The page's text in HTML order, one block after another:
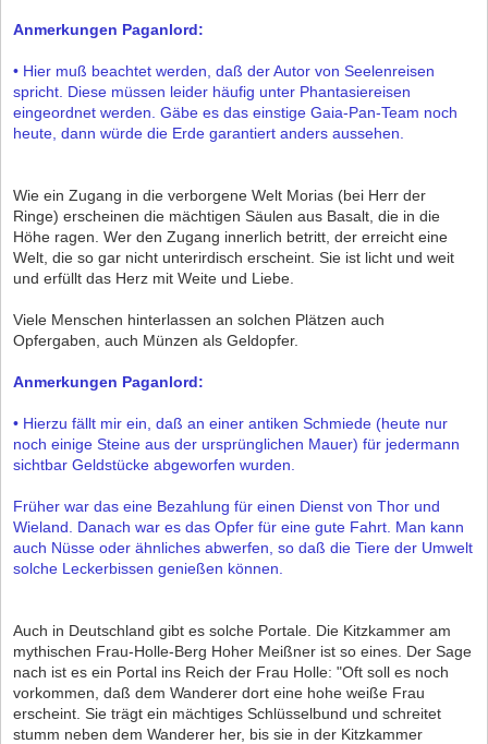
Anmerkungen Paganlord:
• Hier muß beachtet werden, daß der Autor von Seelenreisen
spricht. Diese müssen leider häufig unter Phantasiereisen
eingeordnet werden. Gäbe es das einstige Gaia-Pan-Team noch
heute, dann würde die Erde garantiert anders aussehen.
Wie ein Zugang in die verborgene Welt Morias (bei Herr der
Ringe) erscheinen die mächtigen Säulen aus Basalt, die in die
Höhe ragen. Wer den Zugang innerlich betritt, der erreicht eine
Welt, die so gar nicht unterirdisch erscheint. Sie ist licht und weit
und erfüllt das Herz mit Weite und Liebe.
Viele Menschen hinterlassen an solchen Plätzen auch
Opfergaben, auch Münzen als Geldopfer.
Anmerkungen Paganlord:
• Hierzu fällt mir ein, daß an einer antiken Schmiede (heute nur
noch einige Steine aus der ursprünglichen Mauer) für jedermann
sichtbar Geldstücke abgeworfen wurden.
Früher war das eine Bezahlung für einen Dienst von Thor und
Wieland. Danach war es das Opfer für eine gute Fahrt. Man kann
auch Nüsse oder ähnliches abwerfen, so daß die Tiere der Umwelt
solche Leckerbissen genießen können.
Auch in Deutschland gibt es solche Portale. Die Kitzkammer am
mythischen Frau-Holle-Berg Hoher Meißner ist so eines. Der Sage
nach ist es ein Portal ins Reich der Frau Holle: "Oft soll es noch
vorkommen, daß dem Wanderer dort eine hohe weiße Frau
erscheint. Sie trägt ein mächtiges Schlüsselbund und schreitet
stumm neben dem Wanderer her, bis sie in der Kitzkammer